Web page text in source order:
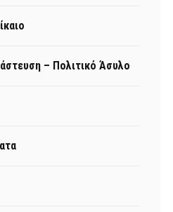
– Πολιτικό Άσυλο